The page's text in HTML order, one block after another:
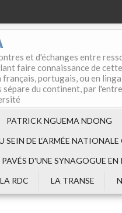
et d'échanges entre
faire connaissance de
portugais, ou en
du continent, par
PATRICK NGUEMA NDONG
SEIN DE L‘ARMÉE
D'UNE SYNAGOGUE EN
RDC
LA TRANSE